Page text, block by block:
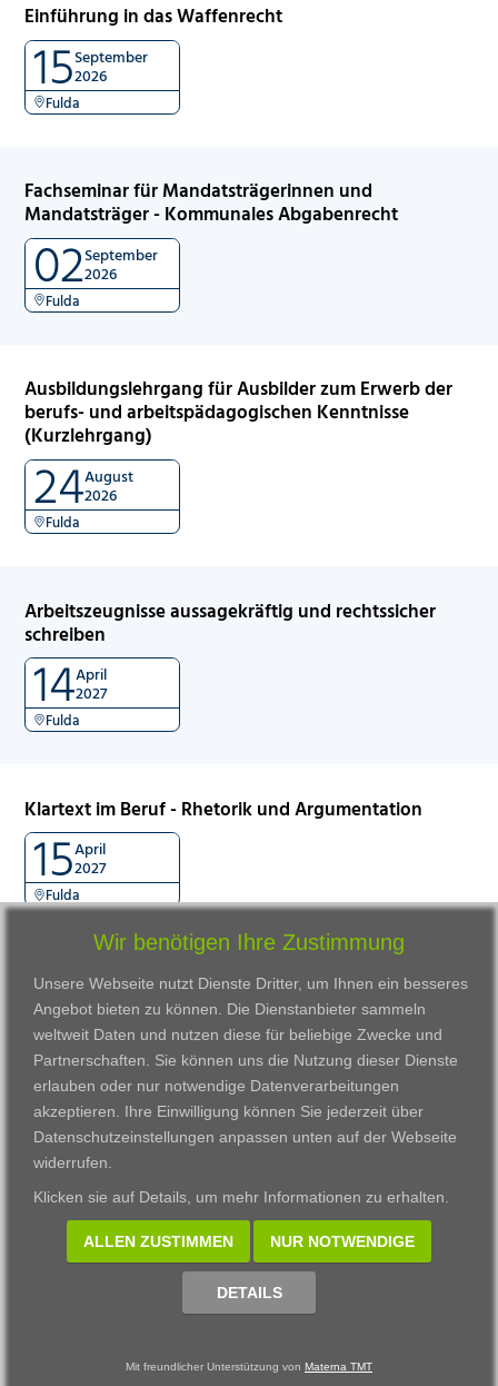
Einführung in das Waffenrecht
15September
2026
Fulda
Fachseminar für Mandatsträgerinnen und
Mandatsträger - Kommunales Abgabenrecht
02September
2026
Fulda
Ausbildungslehrgang für Ausbilder zum Erwerb der
berufs- und arbeitspädagogischen Kenntnisse
(Kurzlehrgang)
24August
2026
Fulda
Arbeitszeugnisse aussagekräftig und rechtssicher
schreiben
14April
2027
Fulda
Klartext im Beruf - Rhetorik und Argumentation
15April
2027
Fulda
VWAK
Karriere
Links
Impressum
Datenschutzerklärung
Standorte
Darmstadt
Gießen
Kassel
Wiesbaden
Fortbildungszentrum
Bildungsangebot
Ausbildung
Wir benötigen Ihre Zustimmung
Unsere Webseite nutzt Dienste Dritter, um Ihnen ein besseres
Angebot bieten zu können. Die Dienstanbieter sammeln
weltweit Daten und nutzen diese für beliebige Zwecke und
Partnerschaften. Sie können uns die Nutzung dieser Dienste
erlauben oder nur notwendige Datenverarbeitungen
akzeptieren. Ihre Einwilligung können Sie jederzeit über
Datenschutzeinstellungen anpassen unten auf der Webseite
widerrufen.
Klicken sie auf Details, um mehr Informationen zu erhalten.
ALLEN ZUSTIMMEN NUR NOTWENDIGE
DETAILS
Mit freundlicher Unterstützung von Materna TMT